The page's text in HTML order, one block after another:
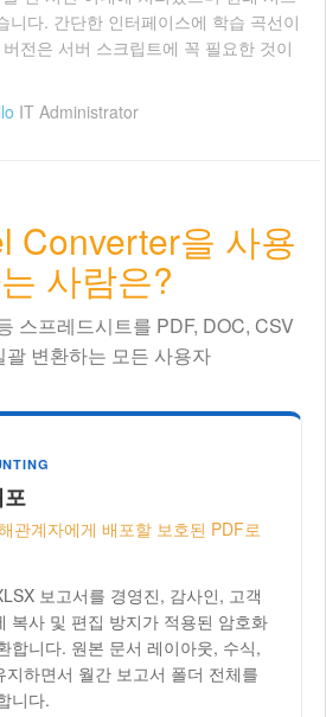
니다. 간단한 인터페이스에 학습 곡선이
전은 서버 스크립트에 꼭 필요한 것이
IT Administrator
Converter을 사용
사람은?
스프레드시트를 PDF, DOC, CSV
괄 변환하는 모든 사용자
관계자에게 배포할 보호된 PDF로
보고서를 경영진, 감사인, 고객
복사 및 편집 방지가 적용된 암호화
합니다. 원본 문서 레이아웃, 수식,
하면서 월간 보고서 폴더 전체를
니다.